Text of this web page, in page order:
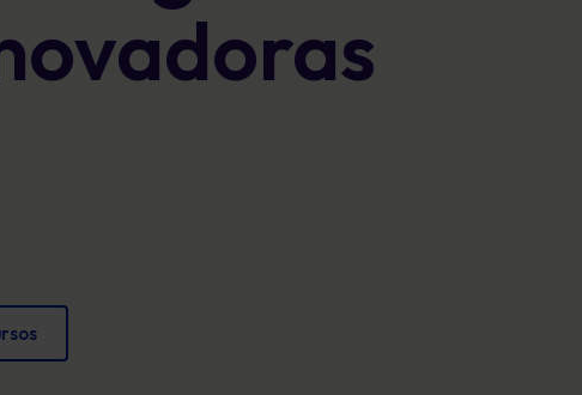
cumplimiento y proteger la reputación
Imágenes atractivas que refuerzan el
comportamiento seguro cada día.